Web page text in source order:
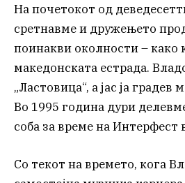
На почетокот од
сретнавме и дружењето
поинакви околности – како
македонската естрада.
„Ластовица“, а јас ја градев
Во 1995 година дури
соба за време на Интерфест
Со текот на времето, кога